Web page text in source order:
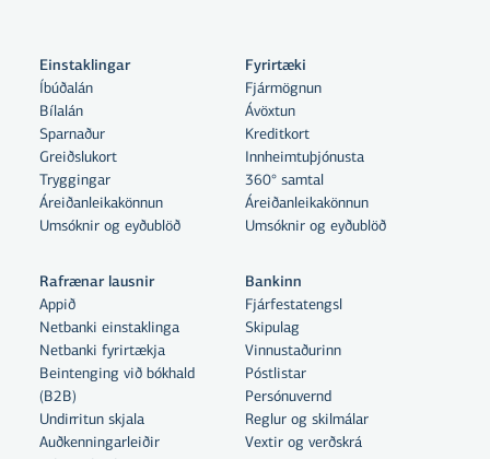
Með því að smella á „Leyfa allar“
samþykkir þú notkun á vefkökum
til þess að auka virkni vefsins,
Einstaklingar
Íbúðalán
Bílalán
Sparnaður
Greiðslukort
Tryggingar
Áreiðanleikakönnun
Umsóknir og eyðublöð
Fyrirtæki
Fjármögnun
Ávöxtun
Kreditkort
Innheimtuþjónusta
360° samtal
Áreiðanleikakönnun
Umsóknir og eyðublöð
Rafrænar lausnir
Appið
Netbanki einstaklinga
Netbanki fyrirtækja
Beintenging við bókhald
(B2B)
Undirritun skjala
Auðkenningarleiðir
Bankinn
Fjárfestatengsl
Skipulag
Vinnustaðurinn
Póstlistar
Persónuvernd
Reglur og skilmálar
Vextir og verðskrá